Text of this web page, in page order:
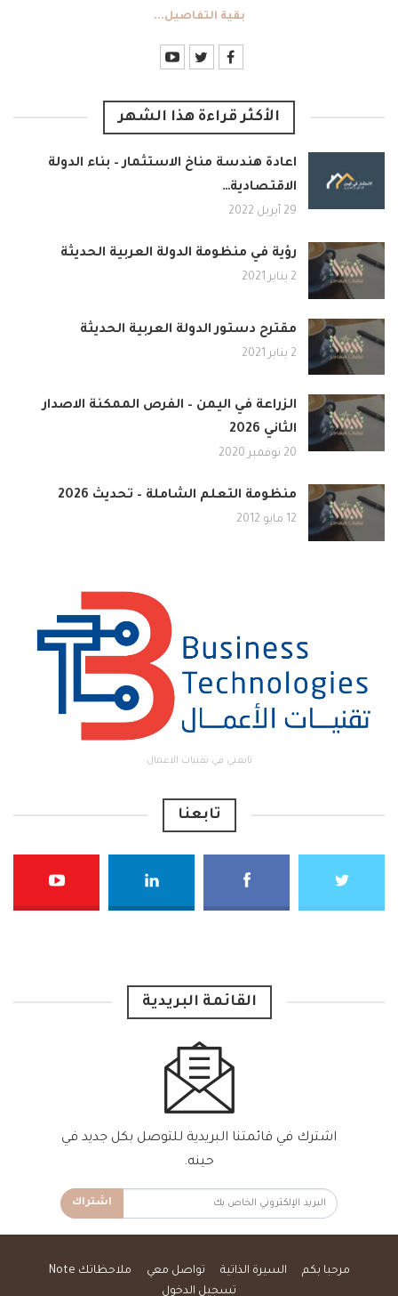
بقية التفاصيل...
الأكثر قراءة هذا الشهر
اعادة هندسة مناخ الاستثمار – بناء الدولة
الاقتصادية…
29 أبريل 2022
رؤية في منظومة الدولة العربية الحديثة
2 يناير 2021
مقترح دستور الدولة العربية الحديثة
2 يناير 2021
الزراعة في اليمن – الفرص الممكنة الاصدار
الثاني 2026
20 نوفمبر 2020
منظومة التعلم الشاملة – تحديث 2026
12 مايو 2012
تابعني في تقنيات الاعمال
تابعنا
القائمة البريدية
اشترك في قائمتنا البريدية للتوصل بكل جديد في
حينه.
اشتراك
مرحبا بكم السيرة الذاتية تواصل معي
ملاحظاتك Note
تسجيل الدخول